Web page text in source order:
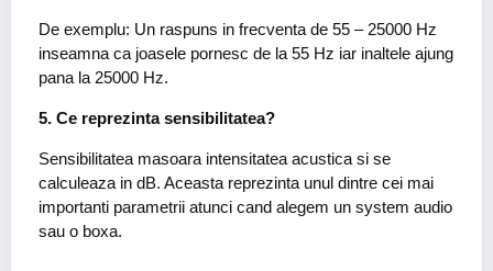
De exemplu: Un raspuns in frecventa de 55 – 25000 Hz
inseamna ca joasele pornesc de la 55 Hz iar inaltele ajung
pana la 25000 Hz.
5. Ce reprezinta sensibilitatea?
Sensibilitatea masoara intensitatea acustica si se
calculeaza in dB. Aceasta reprezinta unul dintre cei mai
importanti parametrii atunci cand alegem un system audio
sau o boxa.